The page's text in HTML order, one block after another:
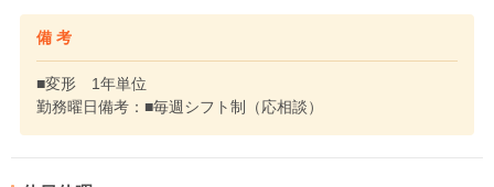
備 考
■変形 1年単位
勤務曜日備考：■毎週シフト制（応相談）